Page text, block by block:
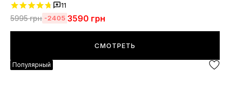
11
5995грн -2405 3590 грн
СМОТРЕТЬ
Популярный